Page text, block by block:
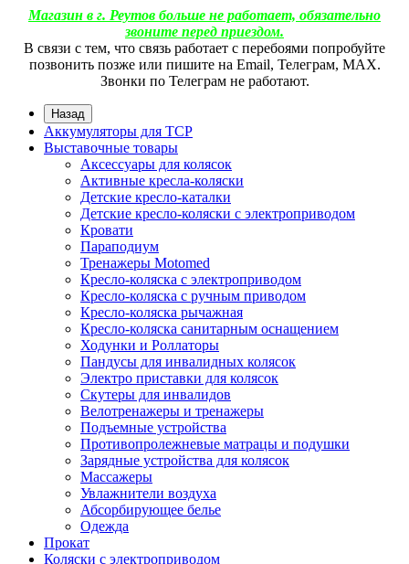
Магазин в г. Реутов больше не работает, обязательно
звоните перед приездом.
В связи с тем, что связь работает с перебоями попробуйте
позвонить позже или пишите на Email, Телеграм, МАХ.
Звонки по Телеграм не работают.
Назад
Аккумуляторы для ТСР
Выставочные товары
Аксессуары для колясок
Активные кресла-коляски
Детские кресло-каталки
Детские кресло-коляски с электроприводом
Кровати
Параподиум
Тренажеры Motomed
Кресло-коляска с электроприводом
Кресло-коляска с ручным приводом
Кресло-коляска рычажная
Кресло-коляска санитарным оснащением
Ходунки и Роллаторы
Пандусы для инвалидных колясок
Электро приставки для колясок
Скутеры для инвалидов
Велотренажеры и тренажеры
Подъемные устройства
Противопролежневые матрацы и подушки
Зарядные устройства для колясок
Массажеры
Увлажнители воздуха
Абсорбирующее белье
Одежда
Прокат
Коляски с электроприводом